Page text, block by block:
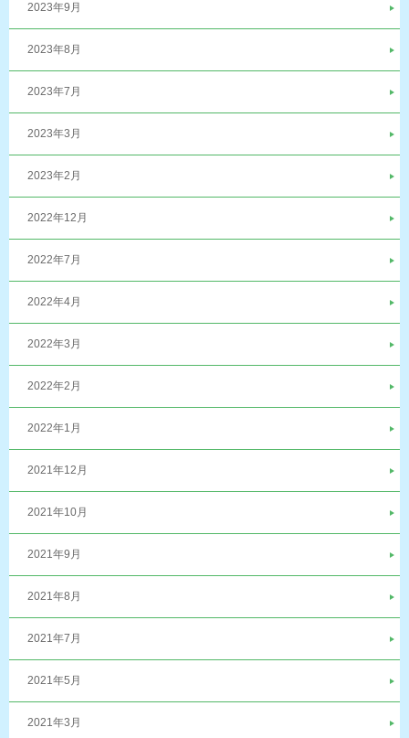
2023年9月
2023年8月
2023年7月
2023年3月
2023年2月
2022年12月
2022年7月
2022年4月
2022年3月
2022年2月
2022年1月
2021年12月
2021年10月
2021年9月
2021年8月
2021年7月
2021年5月
2021年3月